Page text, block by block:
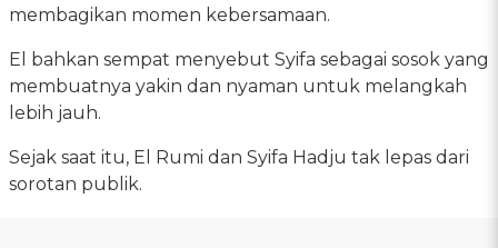
membagikan momen kebersamaan.
El bahkan sempat menyebut Syifa sebagai sosok yang
membuatnya yakin dan nyaman untuk melangkah
lebih jauh.
Sejak saat itu, El Rumi dan Syifa Hadju tak lepas dari
sorotan publik.